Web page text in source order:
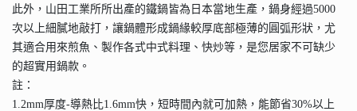
此外，山田工業所所出產的鐵鍋皆為日本當地生產，鍋身經過5000
次以上細膩地敲打，讓鍋體形成鍋緣較厚底部極薄的圓弧形狀，尤
其適合用來煎魚、製作各式中式料理、快炒等，是您居家不可缺少
的超實用鍋款。
註：
1.2mm厚度-導熱比1.6mm快，短時間內就可加熱，能節省30%以上